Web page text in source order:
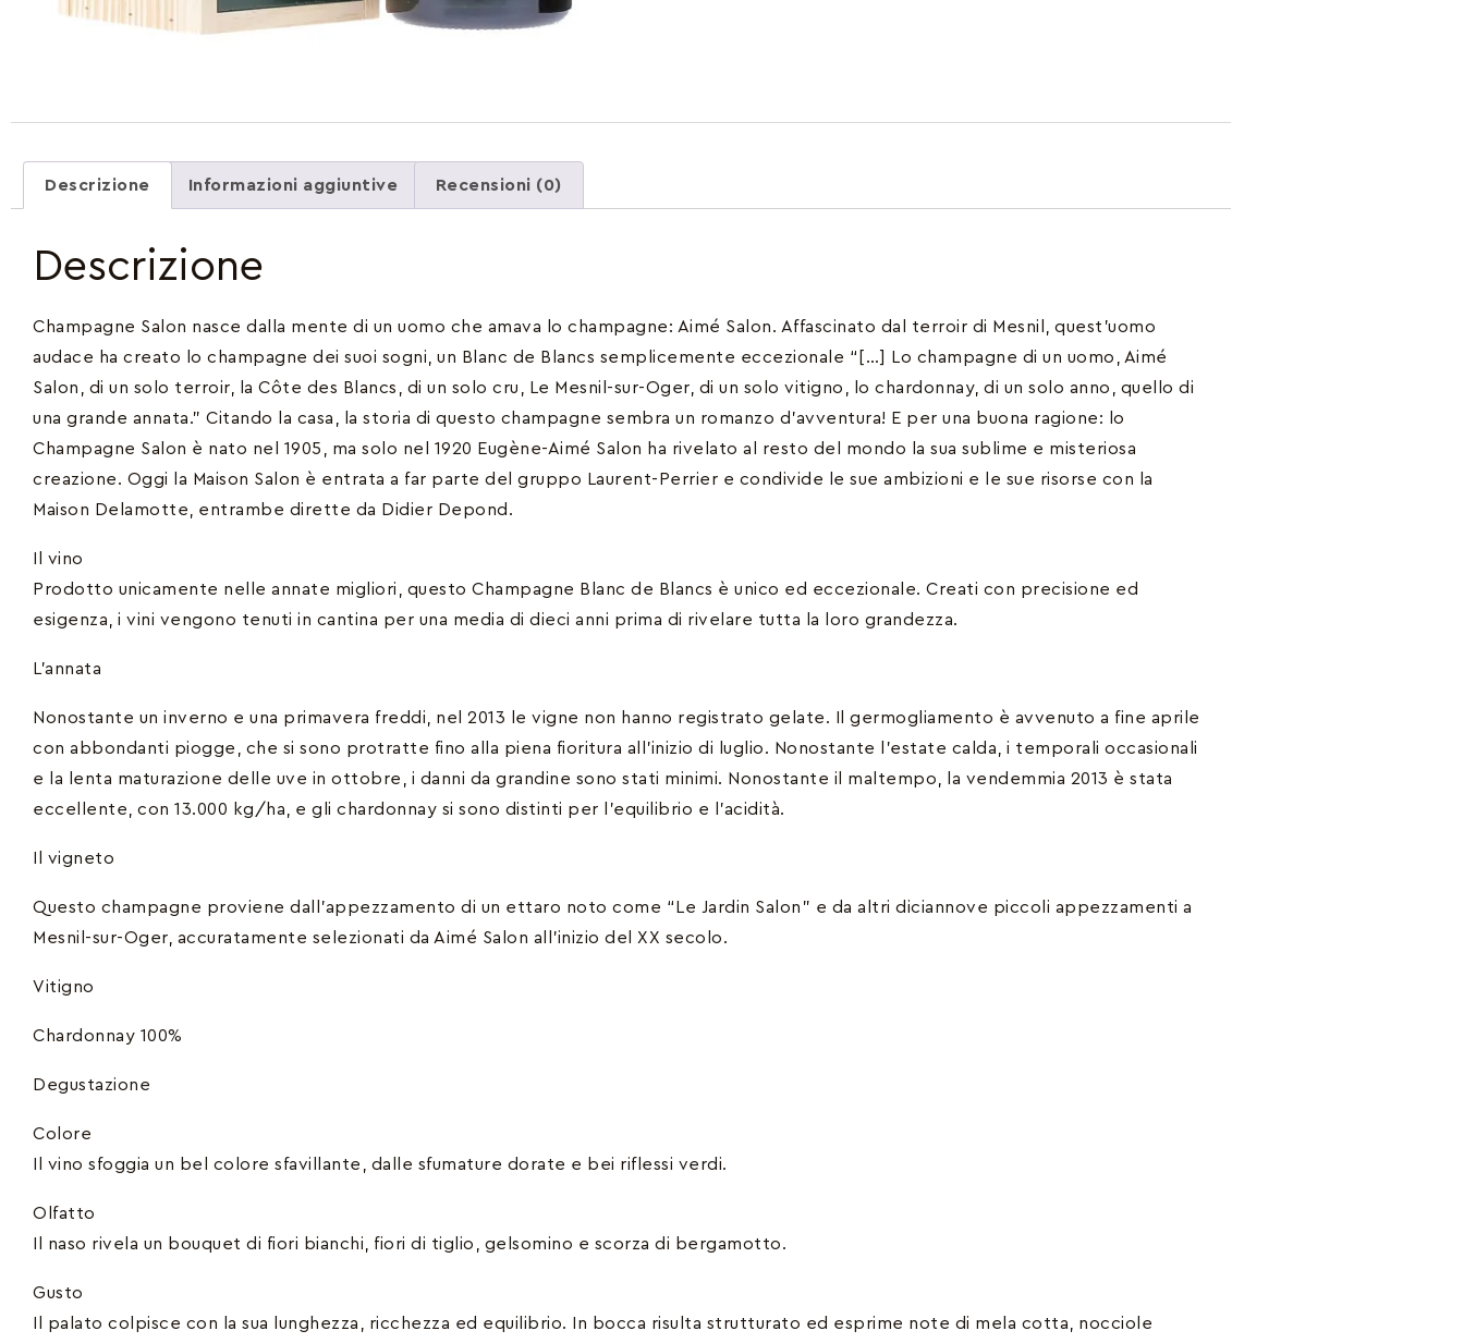
Descrizione Informazioni aggiuntive Recensioni (0)
Descrizione
Champagne Salon nasce dalla mente di un uomo che amava lo champagne: Aimé Salon. Affascinato dal terroir di Mesnil, quest’uomo
audace ha creato lo champagne dei suoi sogni, un Blanc de Blancs semplicemente eccezionale “[…] Lo champagne di un uomo, Aimé
Salon, di un solo terroir, la Côte des Blancs, di un solo cru, Le Mesnil-sur-Oger, di un solo vitigno, lo chardonnay, di un solo anno, quello di
una grande annata.” Citando la casa, la storia di questo champagne sembra un romanzo d’avventura! E per una buona ragione: lo
Champagne Salon è nato nel 1905, ma solo nel 1920 Eugène-Aimé Salon ha rivelato al resto del mondo la sua sublime e misteriosa
creazione. Oggi la Maison Salon è entrata a far parte del gruppo Laurent-Perrier e condivide le sue ambizioni e le sue risorse con la
Maison Delamotte, entrambe dirette da Didier Depond.
Il vino
Prodotto unicamente nelle annate migliori, questo Champagne Blanc de Blancs è unico ed eccezionale. Creati con precisione ed
esigenza, i vini vengono tenuti in cantina per una media di dieci anni prima di rivelare tutta la loro grandezza.
L’annata
Nonostante un inverno e una primavera freddi, nel 2013 le vigne non hanno registrato gelate. Il germogliamento è avvenuto a fine aprile
con abbondanti piogge, che si sono protratte fino alla piena fioritura all’inizio di luglio. Nonostante l’estate calda, i temporali occasionali
e la lenta maturazione delle uve in ottobre, i danni da grandine sono stati minimi. Nonostante il maltempo, la vendemmia 2013 è stata
eccellente, con 13.000 kg/ha, e gli chardonnay si sono distinti per l’equilibrio e l’acidità.
Il vigneto
Questo champagne proviene dall’appezzamento di un ettaro noto come “Le Jardin Salon” e da altri diciannove piccoli appezzamenti a
Mesnil-sur-Oger, accuratamente selezionati da Aimé Salon all’inizio del XX secolo.
Vitigno
Chardonnay 100%
Degustazione
Colore
Il vino sfoggia un bel colore sfavillante, dalle sfumature dorate e bei riflessi verdi.
Olfatto
Il naso rivela un bouquet di fiori bianchi, fiori di tiglio, gelsomino e scorza di bergamotto.
Gusto
Il palato colpisce con la sua lunghezza, ricchezza ed equilibrio. In bocca risulta strutturato ed esprime note di mela cotta, nocciole